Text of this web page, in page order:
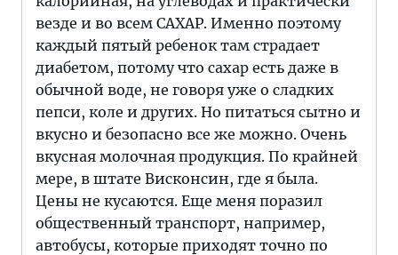
везде и во всем САХАР. Именно поэтому
каждый пятый ребенок там страдает
диабетом, потому что сахар есть даже в
обычной воде, не говоря уже о сладких
пепси, коле и других. Но питаться сытно и
вкусно и безопасно все же можно. Очень
вкусная молочная продукция. По крайней
мере, в штате Висконсин, где я была.
Цены не кусаются. Еще меня поразил
общественный транспорт, например,
автобусы, которые приходят точно по